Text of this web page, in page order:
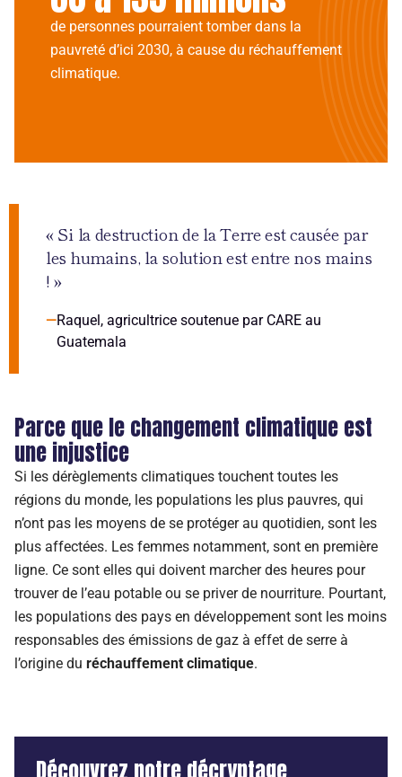
de personnes pourraient tomber dans la
pauvreté d’ici 2030, à cause du réchauffement
climatique.
« Si la destruction de la Terre est causée par
les humains, la solution est entre nos mains
! »
Raquel, agricultrice soutenue par CARE au
Guatemala
Parce que le changement climatique est
une injustice
Si les dérèglements climatiques touchent toutes les
régions du monde, les populations les plus pauvres, qui
n’ont pas les moyens de se protéger au quotidien, sont les
plus affectées. Les femmes notamment, sont en première
ligne. Ce sont elles qui doivent marcher des heures pour
trouver de l’eau potable ou se priver de nourriture. Pourtant,
les populations des pays en développement sont les moins
responsables des émissions de gaz à effet de serre à
l’origine du réchauffement climatique.